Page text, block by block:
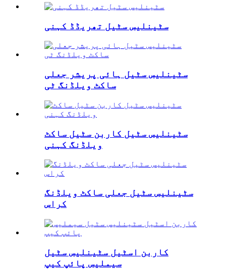
سٹینلیس سٹیل تھریڈڈ کہنی
سٹینلیس سٹیل ہائی پریشر جعلی
ساکٹ ویلڈنگ ٹی
سٹینلیس سٹیل کاربن سٹیل ساکٹ
ویلڈنگ کہنی
سٹینلیس سٹیل جعلی ساکٹ ویلڈنگ
کراس
کاربن اسٹیل سٹینلیس سٹیل
سیملیس پائپ کیپ